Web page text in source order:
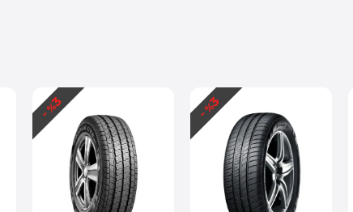
- %
3 - %
3